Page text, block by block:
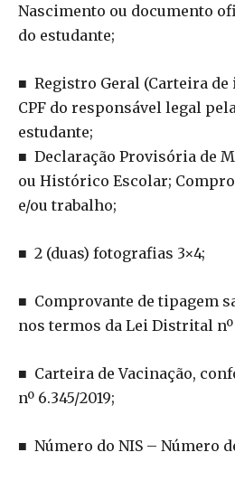
Nascimento ou documento
do estudante;
■ Registro Geral (Carteira de
CPF do responsável legal
estudante;
■ Declaração Provisória de
ou Histórico Escolar;
e/ou trabalho;
■ 2 (duas) fotografias 3×4;
■ Comprovante de tipagem
nos termos da Lei Distrital nº
■ Carteira de Vacinação,
nº 6.345/2019;
■ Número do NIS – Número